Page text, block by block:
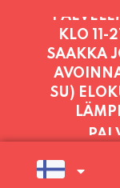
KLO 11-
SAAKKA
SU)